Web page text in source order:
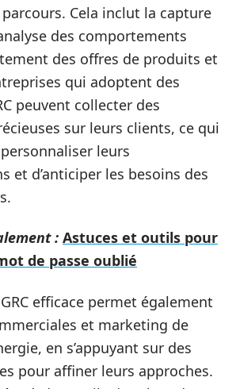
Cela inclut la capture
des comportements
des offres de produits et
qui adoptent des
peuvent collecter des
sur leurs clients, ce qui
leurs
et d’anticiper les besoins des
: Astuces et outils pour
de passe oublié
efficace permet également
et marketing de
en s’appuyant sur des
pour affiner leurs approches.